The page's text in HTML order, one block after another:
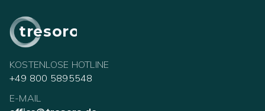
tresoro
KOSTENLOSE HOTLINE
+49 800 5895548
E-MAIL